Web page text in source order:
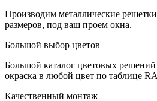
Производим металлические
размеров, под ваш проем окна.
Большой выбор цветов
Большой каталог цветовых
окраска в любой цвет по таблице
Качественный монтаж